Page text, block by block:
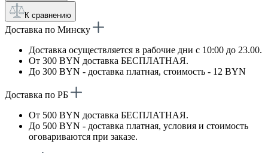
К сравнению
Доставка по Минску
Доставка осуществляется в рабочие дни с 10:00 до 23.00.
От 300 BYN доставка БЕСПЛАТНАЯ.
До 300 BYN - доставка платная, стоимость - 12 BYN
Доставка по РБ
От 500 BYN доставка БЕСПЛАТНАЯ.
До 500 BYN - доставка платная, условия и стоимость
оговариваются при заказе.